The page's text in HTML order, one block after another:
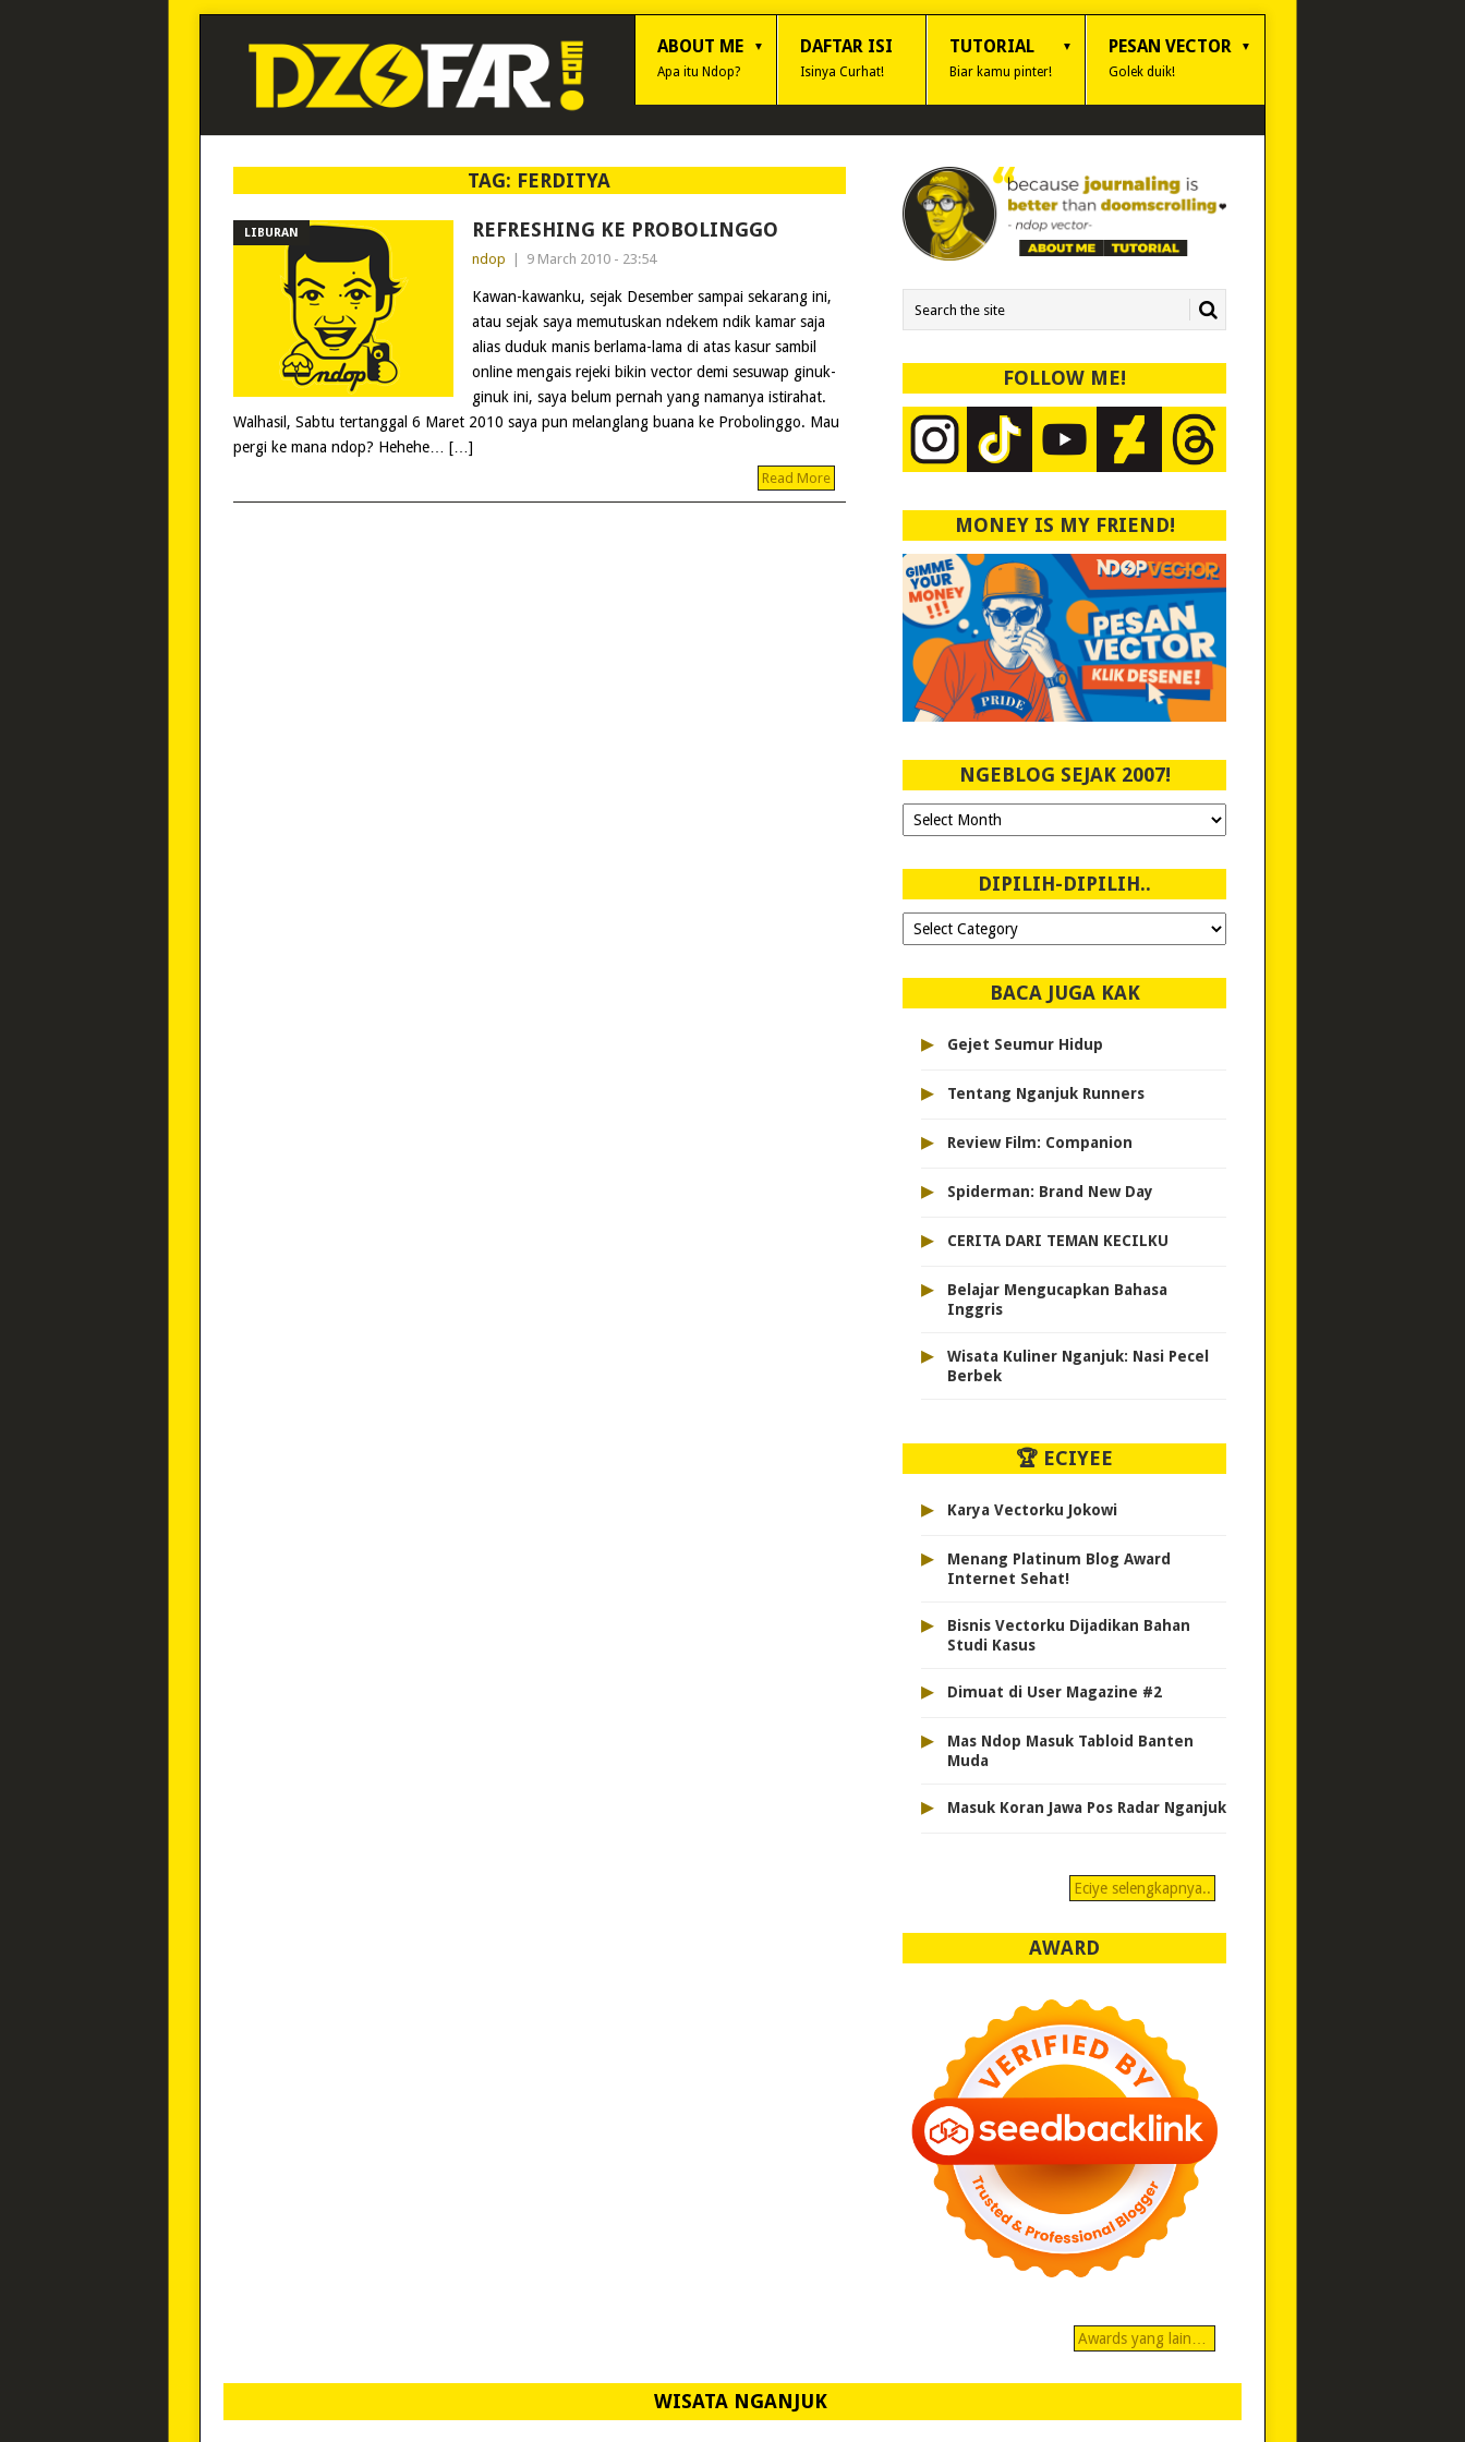
ABOUT ME
Apa itu Ndop?
DAFTAR ISI
Isinya Curhat!
TUTORIAL
Biar kamu pinter!
PESAN VECTOR
Golek duik!
TAG: FERDITYA
LIBURAN REFRESHING KE PROBOLINGGO
ndop 9 March 2010 - 23:54
Kawan-kawanku, sejak Desember sampai sekarang ini,
atau sejak saya memutuskan ndekem ndik kamar saja
alias duduk manis berlama-lama di atas kasur sambil
online mengais rejeki bikin vector demi sesuwap ginuk-
ginuk ini, saya belum pernah yang namanya istirahat.
Walhasil, Sabtu tertanggal 6 Maret 2010 saya pun melanglang buana ke Probolinggo. Mau
pergi ke mana ndop? Hehehe… […]
Read More
FOLLOW ME!
MONEY IS MY FRIEND!
NGEBLOG SEJAK 2007!
Ngeblog
Sejak
DIPILIH-DIPILIH..
Dipilih-
dipilih..
BACA JUGA KAK
▸ Gejet Seumur Hidup
▸ Tentang Nganjuk Runners
▸ Review Film: Companion
▸ Spiderman: Brand New Day
▸ CERITA DARI TEMAN KECILKU
▸
Belajar Mengucapkan Bahasa
Inggris
▸
Wisata Kuliner Nganjuk: Nasi Pecel
Berbek
🏆 ECIYEE
▸ Karya Vectorku Jokowi
▸
Menang Platinum Blog Award
Internet Sehat!
▸
Bisnis Vectorku Dijadikan Bahan
Studi Kasus
▸ Dimuat di User Magazine #2
▸
Mas Ndop Masuk Tabloid Banten
Muda
▸ Masuk Koran Jawa Pos Radar Nganjuk
Eciye selengkapnya..
AWARD
Awards yang lain…
WISATA NGANJUK